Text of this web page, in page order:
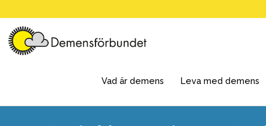
to
content
Vad är demens Leva med demens